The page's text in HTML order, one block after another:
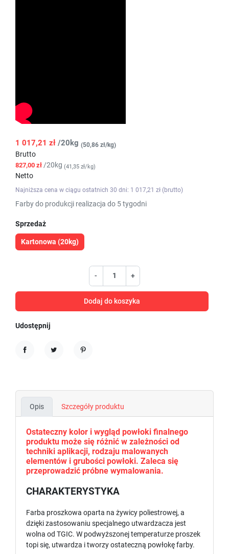
1 017,21 zł /20kg (50,86 zł/kg)
Brutto
827,00 zł /20kg (41,35 zł/kg)
Netto
Najniższa cena w ciągu ostatnich 30 dni: 1 017,21 zł (brutto)
Farby do produkcji realizacja do 5 tygodni
Sprzedaż
Kartonowa (20kg)
- +
Dodaj do koszyka
Udostępnij
Opis Szczegóły produktu
Ostateczny kolor i wygląd powłoki finalnego
produktu może się różnić w zależności od
techniki aplikacji, rodzaju malowanych
elementów i grubości powłoki. Zaleca się
przeprowadzić próbne wymalowania.
CHARAKTERYSTYKA
Farba proszkowa oparta na żywicy poliestrowej, a
dzięki zastosowaniu specjalnego utwardzacza jest
wolna od TGIC. W podwyższonej temperaturze proszek
topi się, utwardza i tworzy ostateczną powłokę farby.